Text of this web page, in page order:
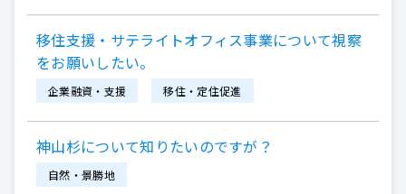
移住支援・サテライトオフィス事業について視察
をお願いしたい。
企業融資・支援 移住・定住促進
神山杉について知りたいのですが？
自然・景勝地